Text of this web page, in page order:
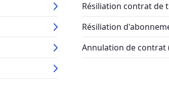
Résiliation contrat de
Résiliation
Annulation de contrat